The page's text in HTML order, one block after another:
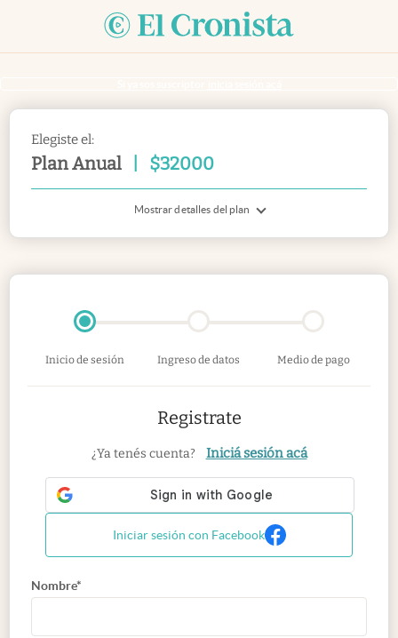
Elegiste el:
Plan Anual $32000
Mostrar detalles del plan
Inicio de sesión Ingreso de datos Medio de pago
Registrate
¿Ya tenés cuenta? Iniciá sesión acá
Iniciar sesión con Facebook
Nombre*